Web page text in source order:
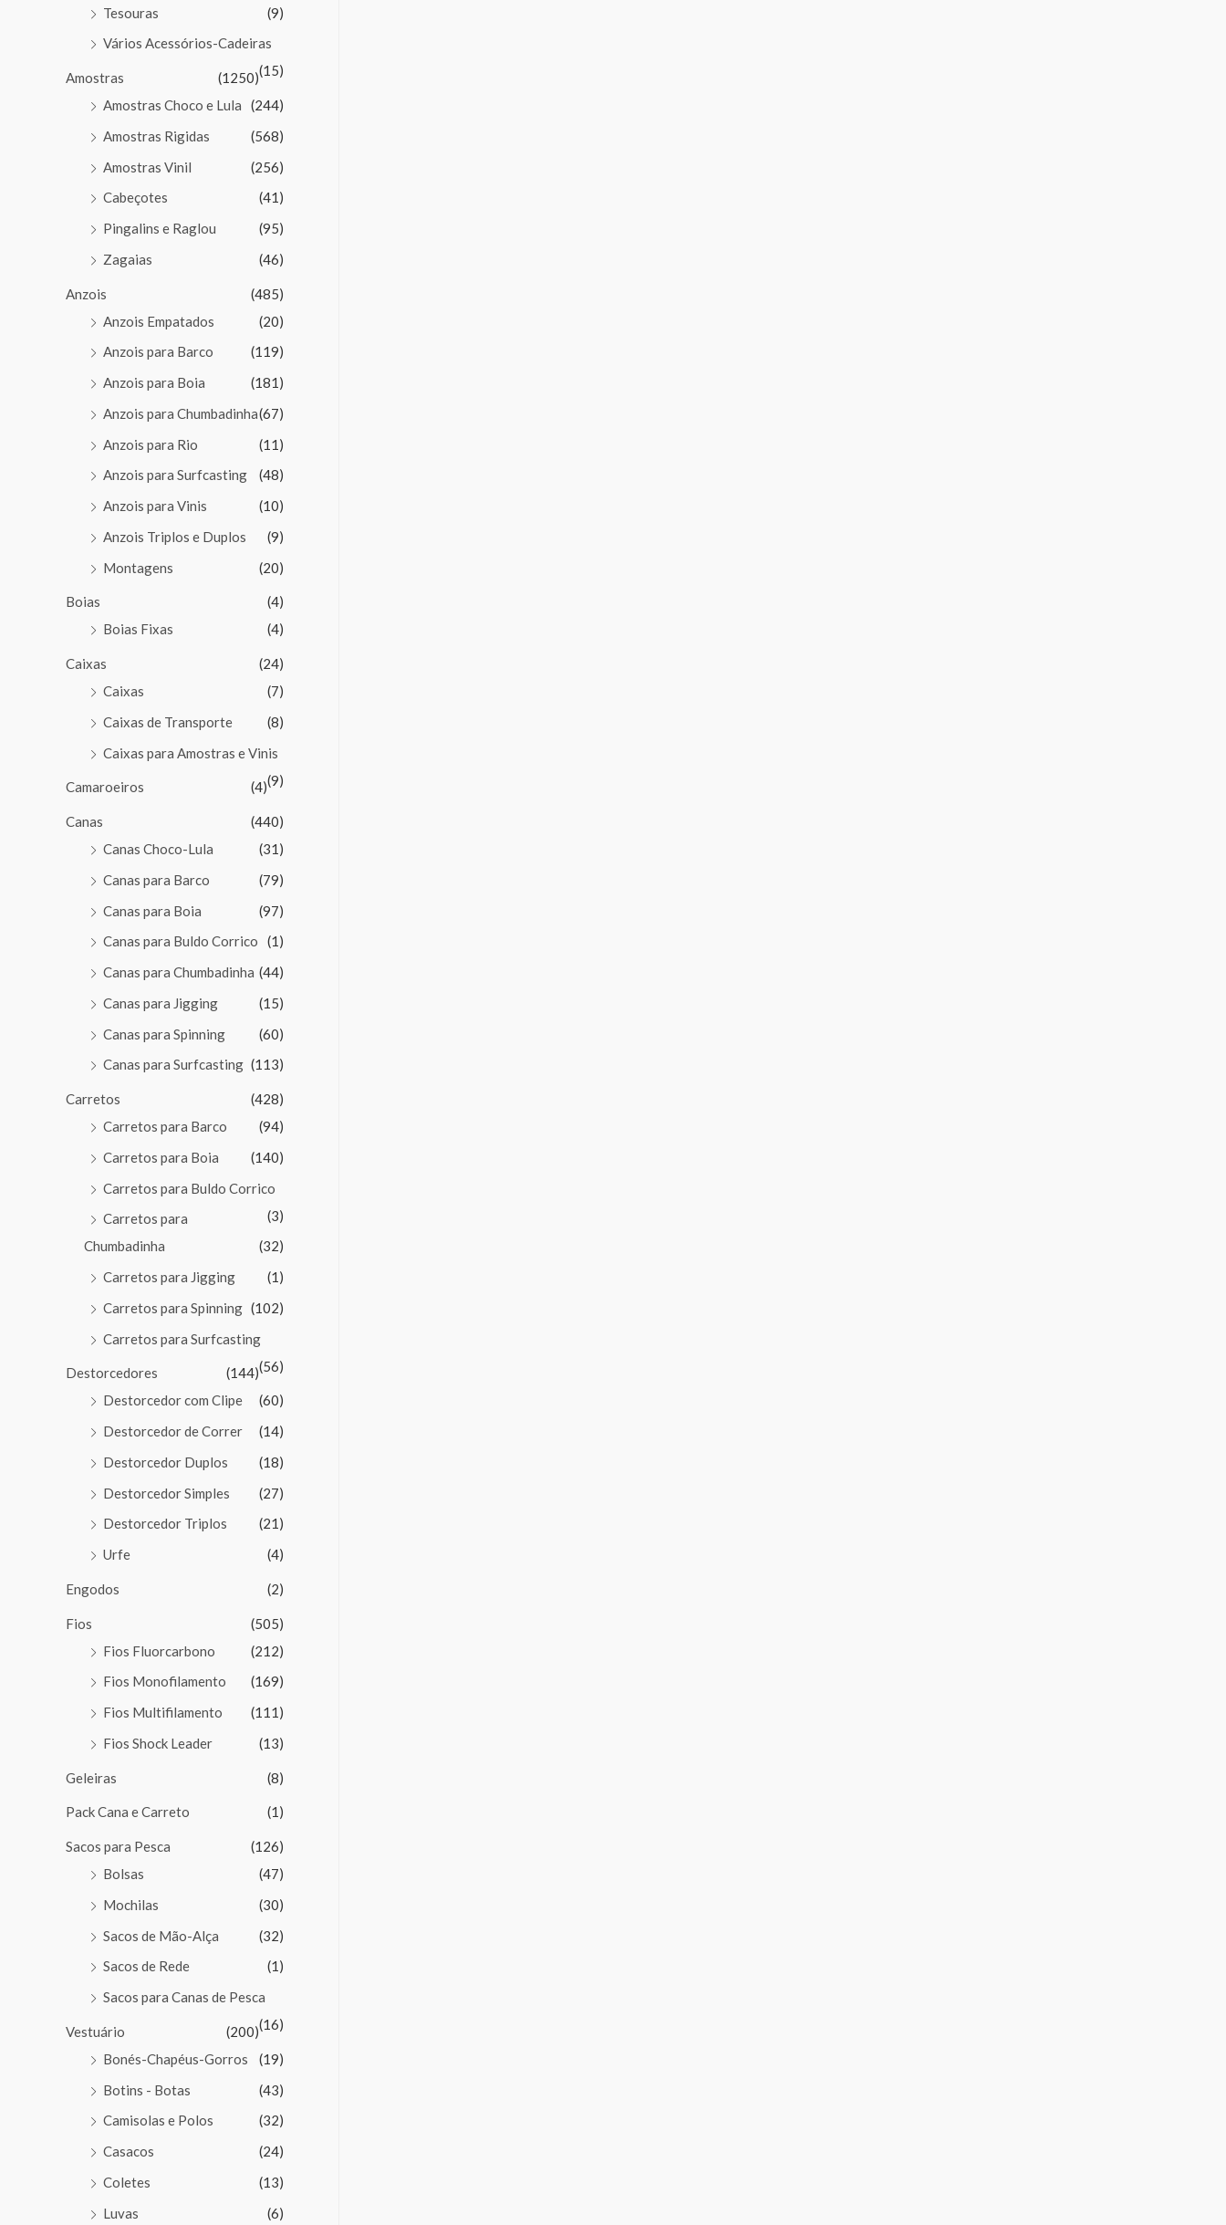
Tesouras
(9)
Vários Acessórios-Cadeiras
(15)
Amostras
(1250)
Amostras Choco e Lula
(244)
Amostras Rigidas
(568)
Amostras Vinil
(256)
Cabeçotes
(41)
Pingalins e Raglou
(95)
Zagaias
(46)
Anzois
(485)
Anzois Empatados
(20)
Anzois para Barco
(119)
Anzois para Boia
(181)
Anzois para Chumbadinha(67)
Anzois para Rio
(11)
Anzois para Surfcasting
(48)
Anzois para Vinis
(10)
Anzois Triplos e Duplos
(9)
Montagens
(20)
Boias
(4)
Boias Fixas
(4)
Caixas
(24)
Caixas
(7)
Caixas de Transporte
(8)
Caixas para Amostras e Vinis
(9)
Camaroeiros (4)
Canas
(440)
Canas Choco-Lula
(31)
Canas para Barco
(79)
Canas para Boia
(97)
Canas para Buldo Corrico
(1)
Canas para Chumbadinha (44)
Canas para Jigging
(15)
Canas para Spinning
(60)
Canas para Surfcasting (113)
Carretos
(428)
Carretos para Barco
(94)
Carretos para Boia
(140)
Carretos para Buldo Corrico
(3)
Carretos para
Chumbadinha
(32)
Carretos para Jigging
(1)
Carretos para Spinning (102)
Carretos para Surfcasting
(56)
Destorcedores
(144)
Destorcedor com Clipe
(60)
Destorcedor de Correr
(14)
Destorcedor Duplos
(18)
Destorcedor Simples
(27)
Destorcedor Triplos
(21)
Urfe
(4)
Engodos (2)
Fios
(505)
Fios Fluorcarbono
(212)
Fios Monofilamento
(169)
Fios Multifilamento
(111)
Fios Shock Leader
(13)
Geleiras (8)
Pack Cana e Carreto (1)
Sacos para Pesca
(126)
Bolsas
(47)
Mochilas
(30)
Sacos de Mão-Alça
(32)
Sacos de Rede
(1)
Sacos para Canas de Pesca
(16)
Vestuário
(200)
Bonés-Chapéus-Gorros
(19)
Botins - Botas
(43)
Camisolas e Polos
(32)
Casacos
(24)
Coletes
(13)
Luvas
(6)